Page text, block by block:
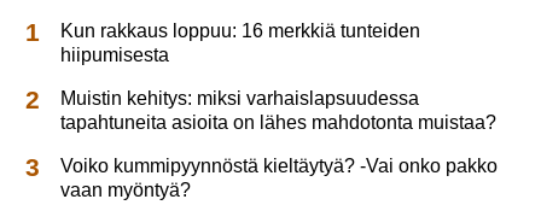
Kun rakkaus loppuu: 16 merkkiä tunteiden
hiipumisesta
Muistin kehitys: miksi varhaislapsuudessa
tapahtuneita asioita on lähes mahdotonta muistaa?
Voiko kummipyynnöstä kieltäytyä? -Vai onko pakko
vaan myöntyä?